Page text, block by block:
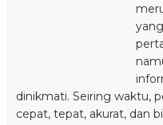
dinikmati. Seiring waktu,
cepat, tepat, akurat, dan